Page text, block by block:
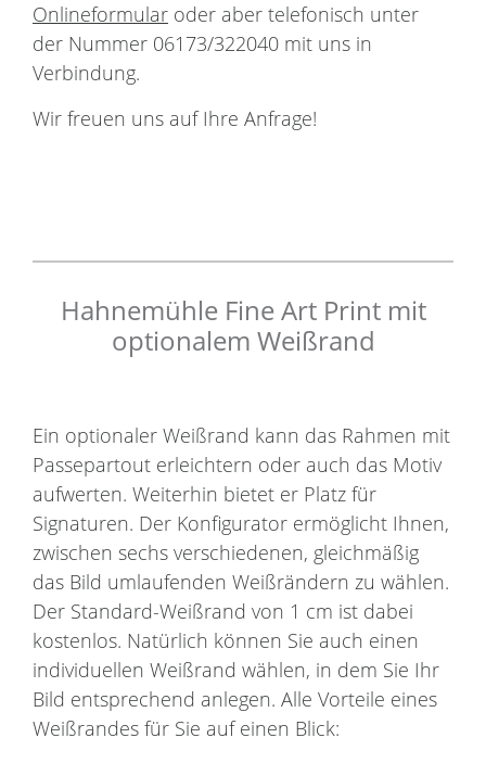
Onlineformular oder aber telefonisch unter
der Nummer 06173/322040 mit uns in
Verbindung.
Wir freuen uns auf Ihre Anfrage!
Hahnemühle Fine Art Print mit
optionalem Weißrand
Ein optionaler Weißrand kann das Rahmen mit
Passepartout erleichtern oder auch das Motiv
aufwerten. Weiterhin bietet er Platz für
Signaturen. Der Konfigurator ermöglicht Ihnen,
zwischen sechs verschiedenen, gleichmäßig
das Bild umlaufenden Weißrändern zu wählen.
Der Standard-Weißrand von 1 cm ist dabei
kostenlos. Natürlich können Sie auch einen
individuellen Weißrand wählen, in dem Sie Ihr
Bild entsprechend anlegen. Alle Vorteile eines
Weißrandes für Sie auf einen Blick: